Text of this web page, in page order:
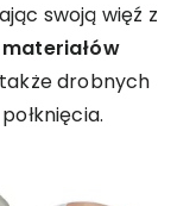
swoją więź z
drobnych